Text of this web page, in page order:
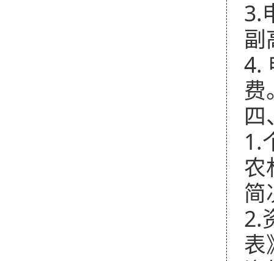
3.
副
4.
费
四
1.
农
简
2.
表